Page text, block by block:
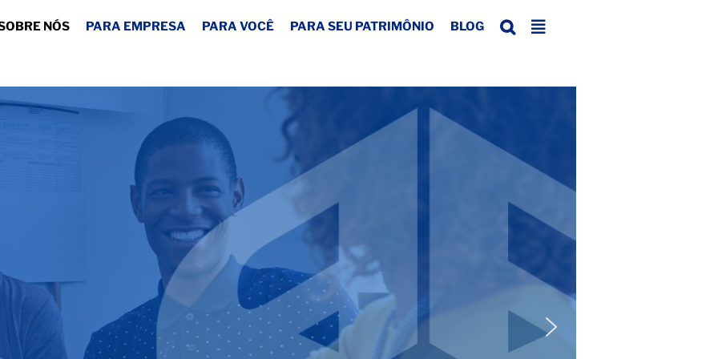
NÓS PARA EMPRESA PARA VOCÊ PARA SEU PATRIMÔNIO BLOG
Seja Bem vindo (a)